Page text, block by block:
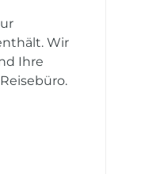
Wir
Ihre